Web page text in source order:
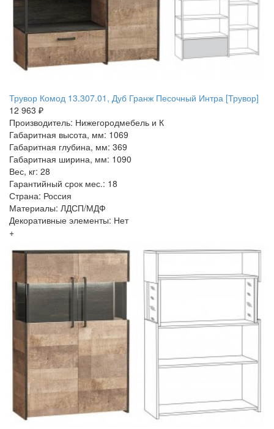
Трувор Комод 13.307.01, Дуб Гранж Песочный Интра [Трувор]
12 963 ₽
Производитель: Нижегородмебель и К
Габаритная высота, мм: 1069
Габаритная глубина, мм: 369
Габаритная ширина, мм: 1090
Вес, кг: 28
Гарантийный срок мес.: 18
Страна: Россия
Материалы: ЛДСП/МДФ
Декоративные элементы: Нет
+